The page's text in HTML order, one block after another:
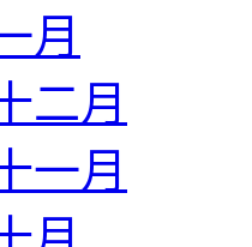
月
二月
一月